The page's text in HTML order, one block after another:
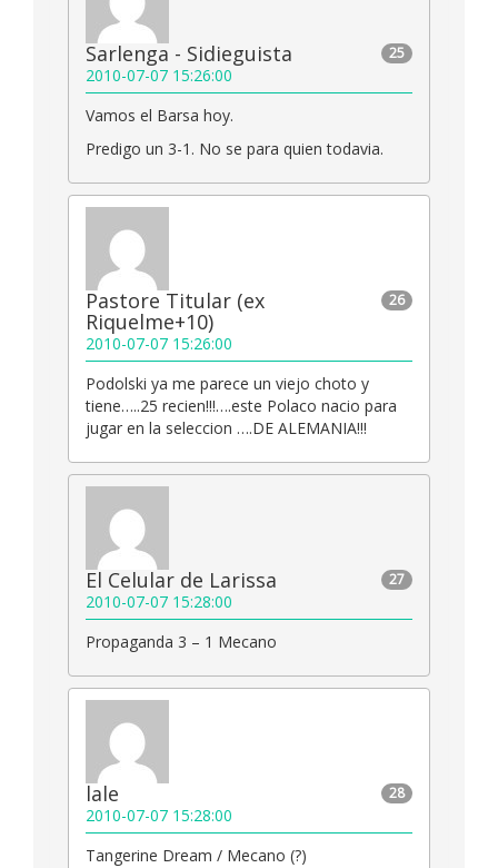
25
Sarlenga - Sidieguista
2010-07-07 15:26:00
Vamos el Barsa hoy.
Predigo un 3-1. No se para quien todavia.
26
Pastore Titular (ex
Riquelme+10)
2010-07-07 15:26:00
Podolski ya me parece un viejo choto y
tiene…..25 recien!!!….este Polaco nacio para
jugar en la seleccion ….DE ALEMANIA!!!
27
El Celular de Larissa
2010-07-07 15:28:00
Propaganda 3 – 1 Mecano
28
lale
2010-07-07 15:28:00
Tangerine Dream / Mecano (?)